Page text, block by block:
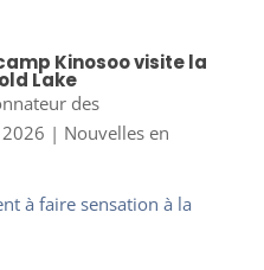
Kinosoo visite la
Lake
des
| Nouvelles en